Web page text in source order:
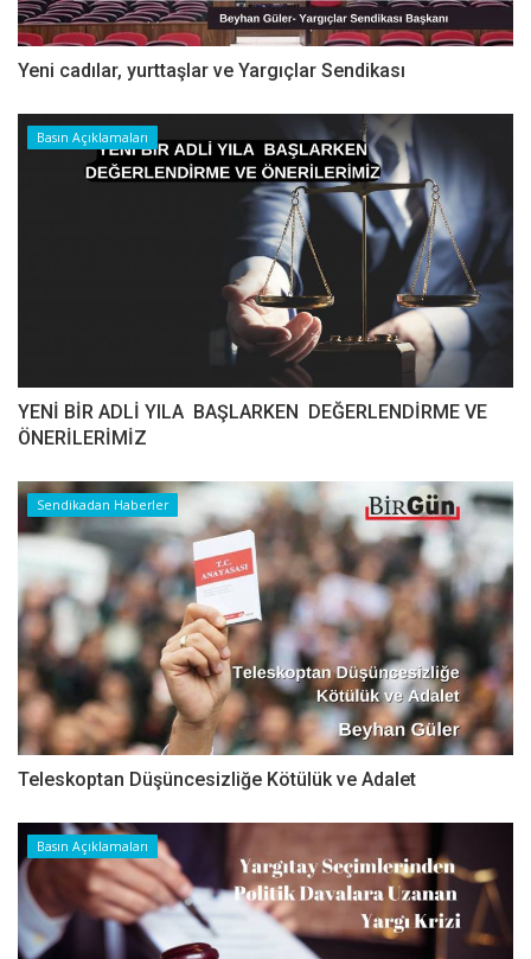
Yeni cadılar, yurttaşlar ve Yargıçlar Sendikası
Basın Açıklamaları
YENİ BİR ADLİ YILA BAŞLARKEN DEĞERLENDİRME VE
ÖNERİLERİMİZ
Sendikadan Haberler
Teleskoptan Düşüncesizliğe Kötülük ve Adalet
Basın Açıklamaları